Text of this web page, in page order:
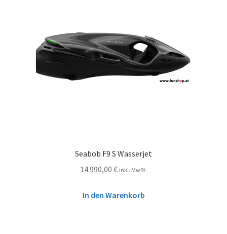
Seabob F9 S Wasserjet
14.990,00 € inkl. MwSt.
In den Warenkorb